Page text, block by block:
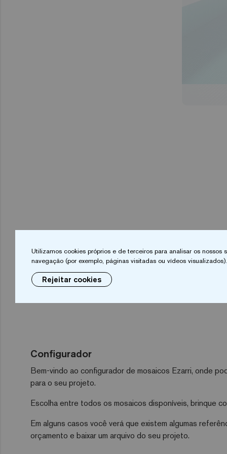
Configurador
Bem-vindo ao configurador de mosaicos Ezarri, onde
para o seu projeto.
Escolha entre todos os mosaicos disponíveis, brinque
Em alguns casos você verá que existem algumas
orçamento e baixar um arquivo do seu projeto.
Utilizamos cookies próprios e de terceiros para analisar os
navegação (por exemplo, páginas visitadas ou vídeos
Rejeitar cookies